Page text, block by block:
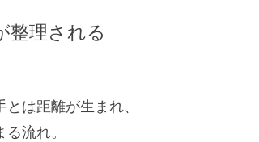
整理される
は距離が生まれ、
流れ。